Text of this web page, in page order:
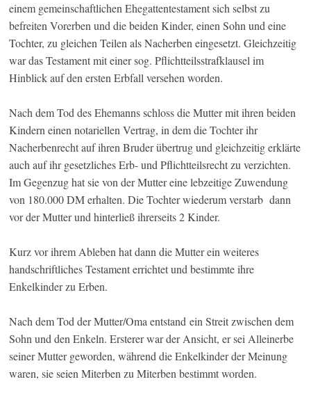
einem gemeinschaftlichen Ehegattentestament sich selbst zu
befreiten Vorerben und die beiden Kinder, einen Sohn und eine
Tochter, zu gleichen Teilen als Nacherben eingesetzt. Gleichzeitig
war das Testament mit einer sog. Pflichtteilsstrafklausel im
Hinblick auf den ersten Erbfall versehen worden.
Nach dem Tod des Ehemanns schloss die Mutter mit ihren beiden
Kindern einen notariellen Vertrag, in dem die Tochter ihr
Nacherbenrecht auf ihren Bruder übertrug und gleichzeitig erklärte
auch auf ihr gesetzliches Erb- und Pflichtteilsrecht zu verzichten.
Im Gegenzug hat sie von der Mutter eine lebzeitige Zuwendung
von 180.000 DM erhalten. Die Tochter wiederum verstarb dann
vor der Mutter und hinterließ ihrerseits 2 Kinder.
Kurz vor ihrem Ableben hat dann die Mutter ein weiteres
handschriftliches Testament errichtet und bestimmte ihre
Enkelkinder zu Erben.
Nach dem Tod der Mutter/Oma entstand ein Streit zwischen dem
Sohn und den Enkeln. Ersterer war der Ansicht, er sei Alleinerbe
seiner Mutter geworden, während die Enkelkinder der Meinung
waren, sie seien Miterben zu Miterben bestimmt worden.